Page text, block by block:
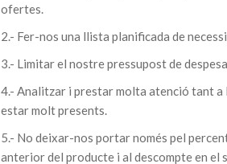
ofertes.
2.- Fer-nos una llista planificada de
3.- Limitar el nostre pressupost de
4.- Analitzar i prestar molta atenció tant a
estar molt presents.
5.- No deixar-nos portar només pel
anterior del producte i al descompte en el